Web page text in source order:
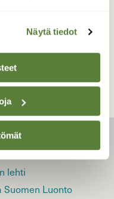
Näytä tiedot
lehti
Suomen Luonto